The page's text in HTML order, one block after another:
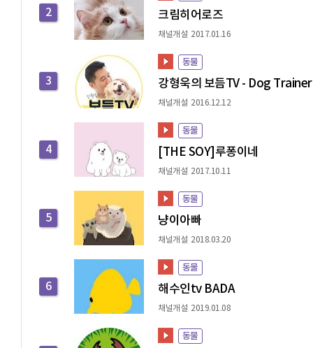
2 크림히어로즈
채널개설 2017.01.16
3
동물
강형욱의 보듬TV - Dog
채널개설 2016.12.12
4
동물
[THE SOY]루퐁이네
채널개설 2017.10.11
5
동물
냥이아빠
채널개설 2018.03.20
6
동물
해수인tv BADA
채널개설 2019.01.08
동물